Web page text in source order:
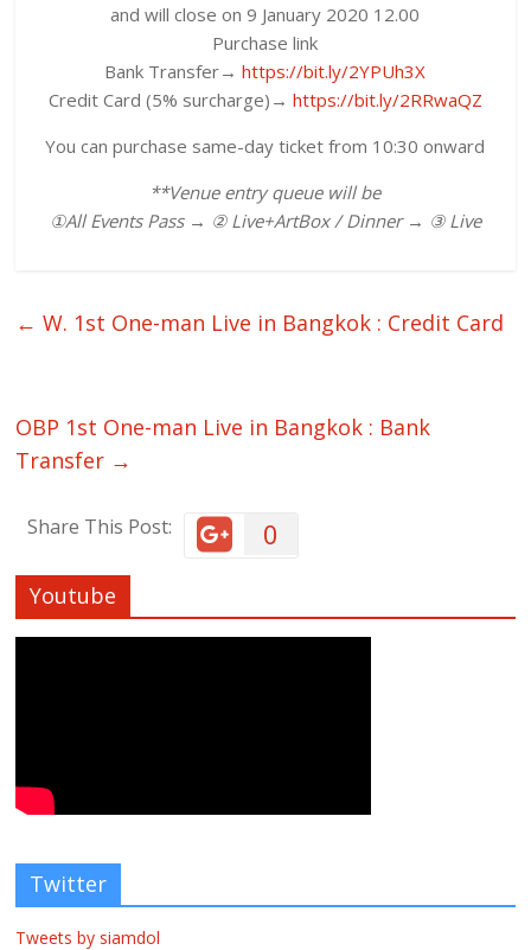
and will close on 9 January 2020 12.00
Purchase link
Bank Transfer→https://bit.ly/2YPUh3X
Credit Card (5% surcharge)→ https://bit.ly/2RRwaQZ
You can purchase same-day ticket from 10:30 onward
**Venue entry queue will be
①All Events Pass → ② Live+ArtBox / Dinner → ③ Live
← W. 1st One-man Live in Bangkok : Credit Card
OBP 1st One-man Live in Bangkok : Bank
Transfer →
Share This Post: 0
Youtube
Twitter
Tweets by siamdol